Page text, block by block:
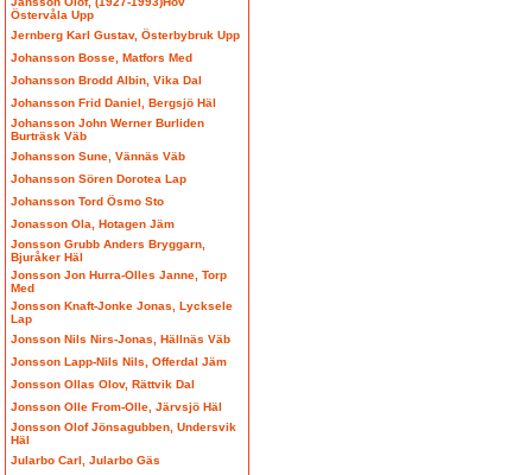
Östervåla Upp
Jernberg Karl Gustav, Österbybruk Upp
Johansson Bosse, Matfors Med
Johansson Brodd Albin, Vika Dal
Johansson Frid Daniel, Bergsjö Häl
Johansson John Werner Burliden
Burträsk Väb
Johansson Sune, Vännäs Väb
Johansson Sören Dorotea Lap
Johansson Tord Ösmo Sto
Jonasson Ola, Hotagen Jäm
Jonsson Grubb Anders Bryggarn,
Bjuråker Häl
Jonsson Jon Hurra-Olles Janne, Torp
Med
Jonsson Knaft-Jonke Jonas, Lycksele
Lap
Jonsson Nils Nirs-Jonas, Hällnäs Väb
Jonsson Lapp-Nils Nils, Offerdal Jäm
Jonsson Ollas Olov, Rättvik Dal
Jonsson Olle From-Olle, Järvsjö Häl
Jonsson Olof Jönsagubben, Undersvik
Häl
Jularbo Carl, Jularbo Gäs